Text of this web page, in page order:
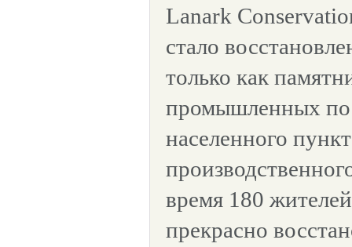
Lanark
стало
только как
промышленных
населенного
время 180
прекрасно